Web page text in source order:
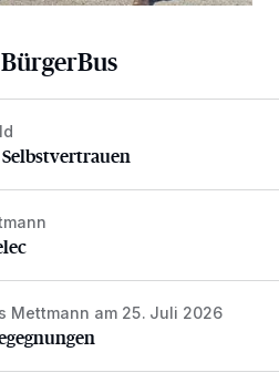
Mettmann am 25. Juli 2026